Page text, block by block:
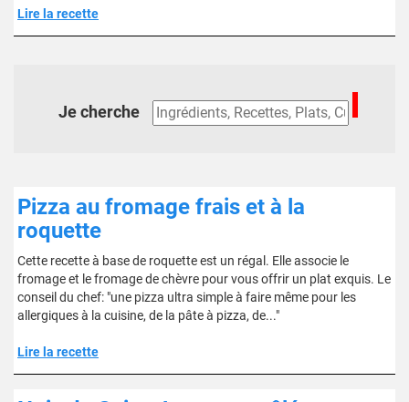
Lire la recette
Je cherche
Pizza au fromage frais et à la
roquette
Cette recette à base de roquette est un régal. Elle associe le
fromage et le fromage de chèvre pour vous offrir un plat exquis. Le
conseil du chef: "une pizza ultra simple à faire même pour les
allergiques à la cuisine, de la pâte à pizza, de..."
Lire la recette